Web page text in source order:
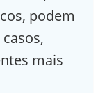
podem
mais